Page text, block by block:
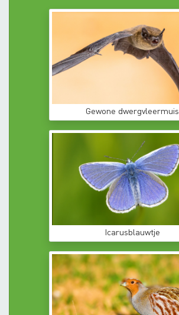
Gewone dwergvleermuis
Icarusblauwtje